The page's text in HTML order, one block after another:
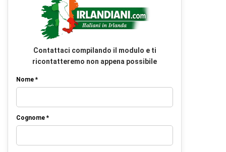
Contattaci compilando il modulo e ti
ricontatteremo non appena possibile
Nome *
Cognome *